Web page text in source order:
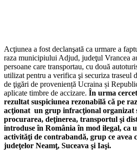
Acţiunea a fost declanşată ca urmare a
raza municipiului Adjud, judeţul Vrancea
persoane care transportau, cu două
utilizat pentru a verifica şi securiza traseul
de ţigări de proveniență Ucraina și
aplicate timbre de accizare. În urma
rezultat suspiciunea rezonabilă că pe
acţionat un grup infracţional organizat
procurarea, deţinerea, transportul şi
introduse în România în mod ilegal, ca
activităţi de contrabandă, grup ce avea
judeţelor Neamţ, Suceava şi Iaşi.